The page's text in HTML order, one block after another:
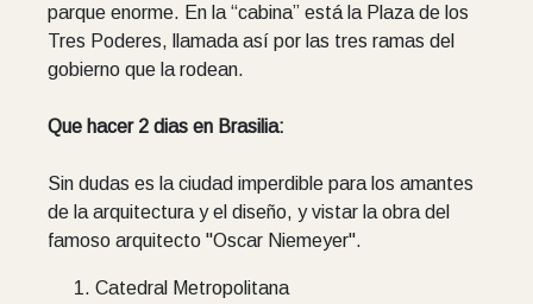
parque enorme. En la “cabina” está la Plaza de los
Tres Poderes, llamada así por las tres ramas del
gobierno que la rodean.
Que hacer 2 dias en Brasilia:
Sin dudas es la ciudad imperdible para los amantes
de la arquitectura y el diseño, y vistar la obra del
famoso arquitecto "Oscar Niemeyer".
Catedral Metropolitana